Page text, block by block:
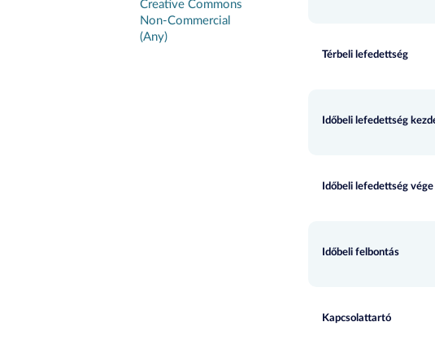
Creative Commons
Non-Commercial
(Any)
Térbeli lefedettség
Időbeli lefedettség
Időbeli lefedettség vége
Időbeli felbontás
Kapcsolattartó